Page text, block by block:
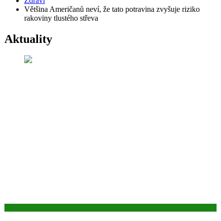
Většina Američanů neví, že tato potravina zvyšuje riziko
rakoviny tlustého střeva
Aktuality